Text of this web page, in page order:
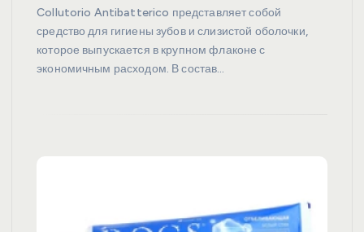
Collutorio Antibatterico представляет собой
средство для гигиены зубов и слизистой оболочки,
которое выпускается в крупном флаконе с
экономичным расходом. В состав…